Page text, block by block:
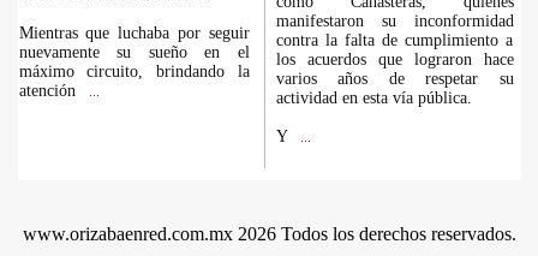
Mientras que luchaba por seguir
nuevamente su sueño en el
máximo circuito, brindando la
atención
manifestaron su inconformidad
contra la falta de cumplimiento a
los acuerdos que lograron hace
varios años de respetar su
actividad en esta vía pública.
Y
www.orizabaenred.com.mx 2026 Todos los derechos reservados.